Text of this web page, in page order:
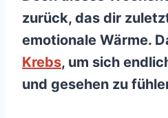
zurück, das dir
emotionale Wärme.
Krebs, um sich
und gesehen zu